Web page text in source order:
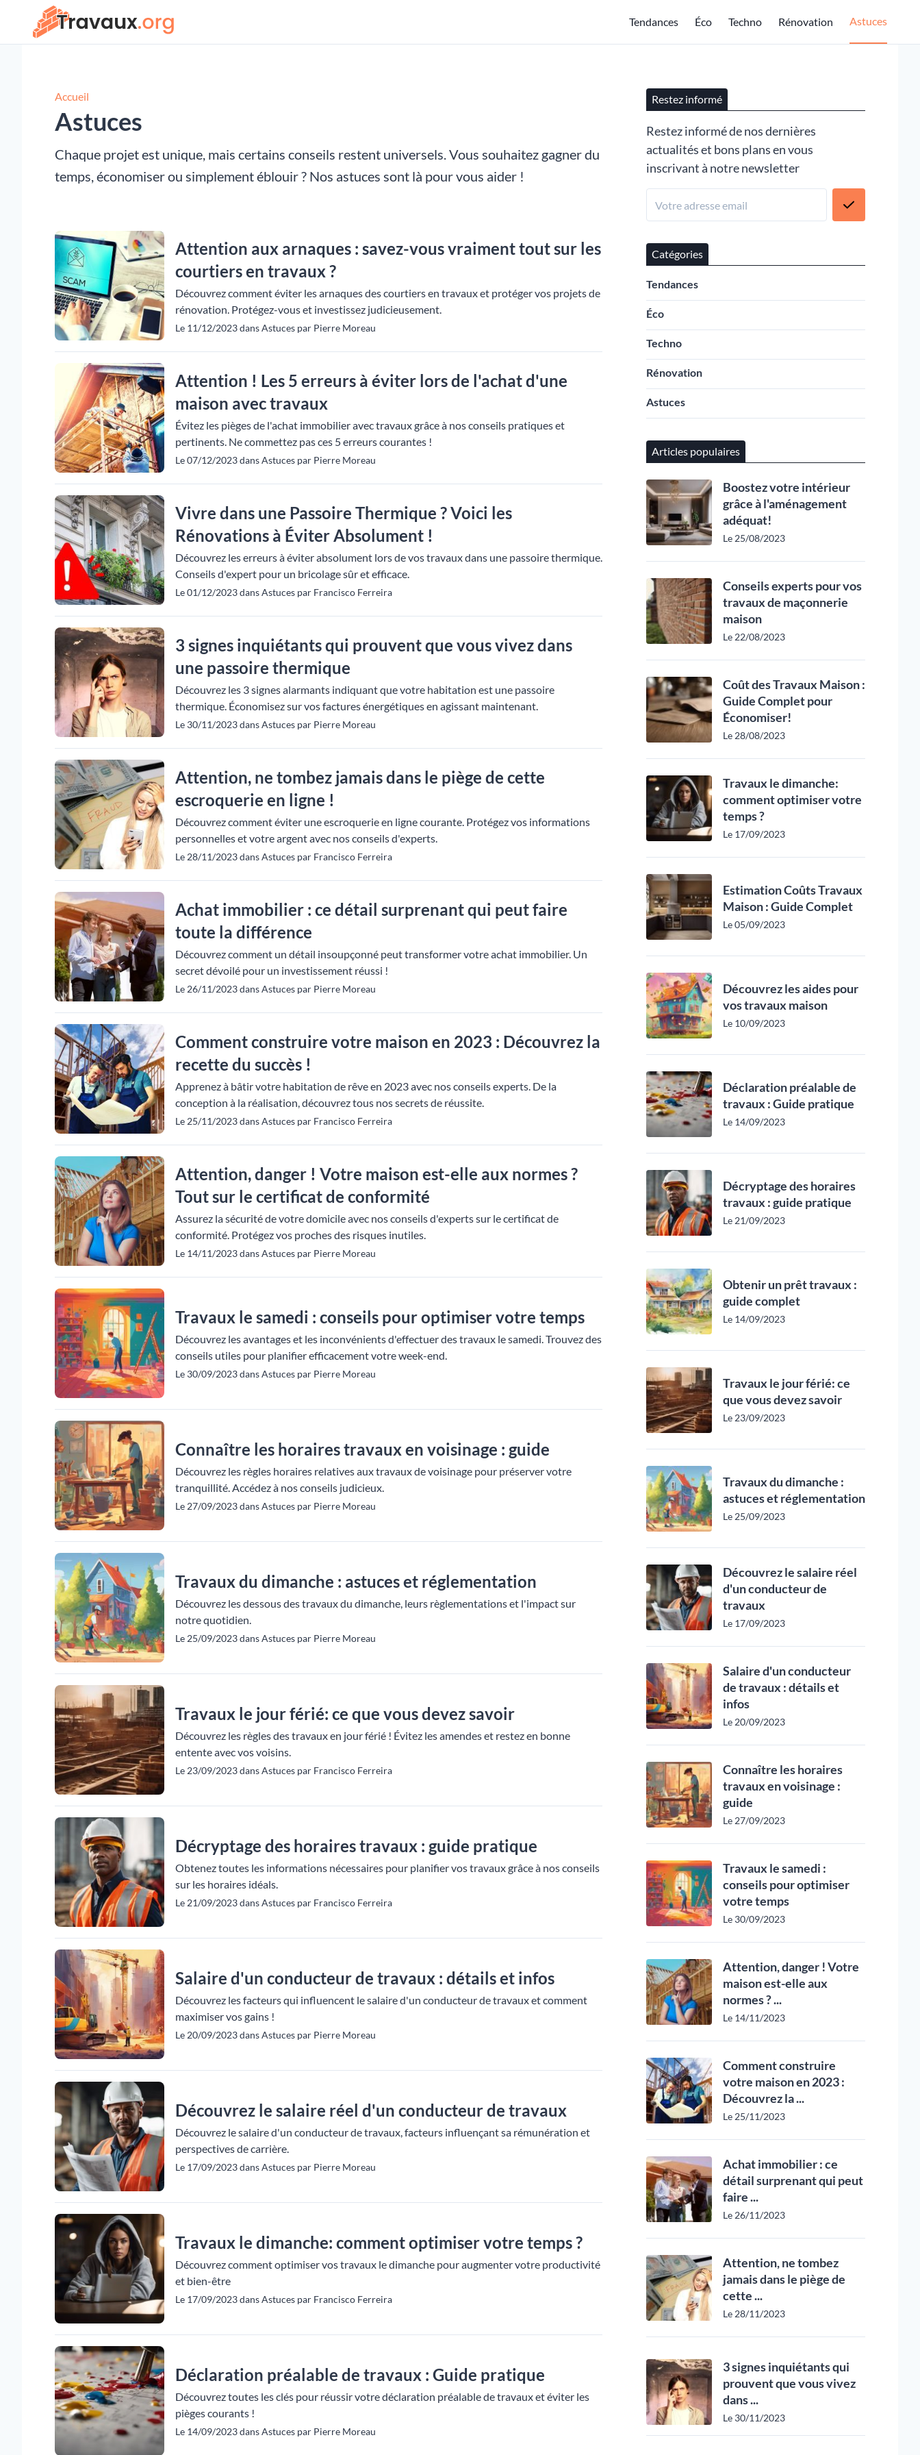
Tendances Éco Techno Rénovation Astuces
Accueil
Astuces
Chaque projet est unique, mais certains conseils restent universels. Vous souhaitez gagner du
temps, économiser ou simplement éblouir ? Nos astuces sont là pour vous aider !
Attention aux arnaques : savez-vous vraiment tout sur les
courtiers en travaux ?
Découvrez comment éviter les arnaques des courtiers en travaux et protéger vos projets de
rénovation. Protégez-vous et investissez judicieusement.
Le 11/12/2023 dans Astuces par Pierre Moreau
Attention ! Les 5 erreurs à éviter lors de l'achat d'une
maison avec travaux
Évitez les pièges de l'achat immobilier avec travaux grâce à nos conseils pratiques et
pertinents. Ne commettez pas ces 5 erreurs courantes !
Le 07/12/2023 dans Astuces par Pierre Moreau
Vivre dans une Passoire Thermique ? Voici les
Rénovations à Éviter Absolument !
Découvrez les erreurs à éviter absolument lors de vos travaux dans une passoire thermique.
Conseils d'expert pour un bricolage sûr et efficace.
Le 01/12/2023 dans Astuces par Francisco Ferreira
3 signes inquiétants qui prouvent que vous vivez dans
une passoire thermique
Découvrez les 3 signes alarmants indiquant que votre habitation est une passoire
thermique. Économisez sur vos factures énergétiques en agissant maintenant.
Le 30/11/2023 dans Astuces par Pierre Moreau
Attention, ne tombez jamais dans le piège de cette
escroquerie en ligne !
Découvrez comment éviter une escroquerie en ligne courante. Protégez vos informations
personnelles et votre argent avec nos conseils d'experts.
Le 28/11/2023 dans Astuces par Francisco Ferreira
Achat immobilier : ce détail surprenant qui peut faire
toute la différence
Découvrez comment un détail insoupçonné peut transformer votre achat immobilier. Un
secret dévoilé pour un investissement réussi !
Le 26/11/2023 dans Astuces par Pierre Moreau
Comment construire votre maison en 2023 : Découvrez la
recette du succès !
Apprenez à bâtir votre habitation de rêve en 2023 avec nos conseils experts. De la
conception à la réalisation, découvrez tous nos secrets de réussite.
Le 25/11/2023 dans Astuces par Francisco Ferreira
Attention, danger ! Votre maison est-elle aux normes ?
Tout sur le certificat de conformité
Assurez la sécurité de votre domicile avec nos conseils d'experts sur le certificat de
conformité. Protégez vos proches des risques inutiles.
Le 14/11/2023 dans Astuces par Pierre Moreau
Travaux le samedi : conseils pour optimiser votre temps
Découvrez les avantages et les inconvénients d'effectuer des travaux le samedi. Trouvez des
conseils utiles pour planifier efficacement votre week-end.
Le 30/09/2023 dans Astuces par Pierre Moreau
Connaître les horaires travaux en voisinage : guide
Découvrez les règles horaires relatives aux travaux de voisinage pour préserver votre
tranquillité. Accédez à nos conseils judicieux.
Le 27/09/2023 dans Astuces par Pierre Moreau
Travaux du dimanche : astuces et réglementation
Découvrez les dessous des travaux du dimanche, leurs règlementations et l'impact sur
notre quotidien.
Le 25/09/2023 dans Astuces par Pierre Moreau
Travaux le jour férié: ce que vous devez savoir
Découvrez les règles des travaux en jour férié ! Évitez les amendes et restez en bonne
entente avec vos voisins.
Le 23/09/2023 dans Astuces par Francisco Ferreira
Décryptage des horaires travaux : guide pratique
Obtenez toutes les informations nécessaires pour planifier vos travaux grâce à nos conseils
sur les horaires idéals.
Le 21/09/2023 dans Astuces par Francisco Ferreira
Salaire d'un conducteur de travaux : détails et infos
Découvrez les facteurs qui influencent le salaire d'un conducteur de travaux et comment
maximiser vos gains !
Le 20/09/2023 dans Astuces par Pierre Moreau
Découvrez le salaire réel d'un conducteur de travaux
Découvrez le salaire d'un conducteur de travaux, facteurs influençant sa rémunération et
perspectives de carrière.
Le 17/09/2023 dans Astuces par Pierre Moreau
Travaux le dimanche: comment optimiser votre temps ?
Découvrez comment optimiser vos travaux le dimanche pour augmenter votre productivité
et bien-être
Le 17/09/2023 dans Astuces par Francisco Ferreira
Déclaration préalable de travaux : Guide pratique
Découvrez toutes les clés pour réussir votre déclaration préalable de travaux et éviter les
pièges courants !
Le 14/09/2023 dans Astuces par Pierre Moreau
Restez informé
Restez informé de nos dernières
actualités et bons plans en vous
inscrivant à notre newsletter
Catégories
Tendances
Éco
Techno
Rénovation
Astuces
Articles populaires
Boostez votre intérieur
grâce à l'aménagement
adéquat!
Le 25/08/2023
Conseils experts pour vos
travaux de maçonnerie
maison
Le 22/08/2023
Coût des Travaux Maison :
Guide Complet pour
Économiser!
Le 28/08/2023
Travaux le dimanche:
comment optimiser votre
temps ?
Le 17/09/2023
Estimation Coûts Travaux
Maison : Guide Complet
Le 05/09/2023
Découvrez les aides pour
vos travaux maison
Le 10/09/2023
Déclaration préalable de
travaux : Guide pratique
Le 14/09/2023
Décryptage des horaires
travaux : guide pratique
Le 21/09/2023
Obtenir un prêt travaux :
guide complet
Le 14/09/2023
Travaux le jour férié: ce
que vous devez savoir
Le 23/09/2023
Travaux du dimanche :
astuces et réglementation
Le 25/09/2023
Découvrez le salaire réel
d'un conducteur de
travaux
Le 17/09/2023
Salaire d'un conducteur
de travaux : détails et
infos
Le 20/09/2023
Connaître les horaires
travaux en voisinage :
guide
Le 27/09/2023
Travaux le samedi :
conseils pour optimiser
votre temps
Le 30/09/2023
Attention, danger ! Votre
maison est-elle aux
normes ? ...
Le 14/11/2023
Comment construire
votre maison en 2023 :
Découvrez la ...
Le 25/11/2023
Achat immobilier : ce
détail surprenant qui peut
faire ...
Le 26/11/2023
Attention, ne tombez
jamais dans le piège de
cette ...
Le 28/11/2023
3 signes inquiétants qui
prouvent que vous vivez
dans ...
Le 30/11/2023